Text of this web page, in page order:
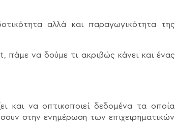
αλλά και παραγωγικότητα της
πάμε να δούμε τι ακριβώς κάνει και ένας
και να οπτικοποιεί δεδομένα τα οποία
στην ενημέρωση των επιχειρηματικών